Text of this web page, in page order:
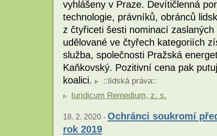
vyhlášeny v Praze. Devítičlenná
technologie, právníků, obránců
z čtyřiceti šesti nominací
udělované ve čtyřech kategoriích
služba, společnosti Pražská
Kaňkovský. Pozitivní cena pak
koalici.
:: lidská práva::
Iuridicum Remedium, z. s.
18. 2. 2020 - Ochránci soukromí
rok 2019